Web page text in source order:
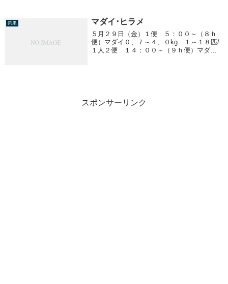
釣果 マダイ･ヒラメ
５月２９日（金）１便 ５：００～（８ｈ
便）マダイ０、７～４、０kg １～１８匹/
１人２便 １４：００～（９ｈ便）マダ
スポンサーリンク